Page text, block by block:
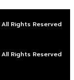
Rights Reserved
Rights Reserved